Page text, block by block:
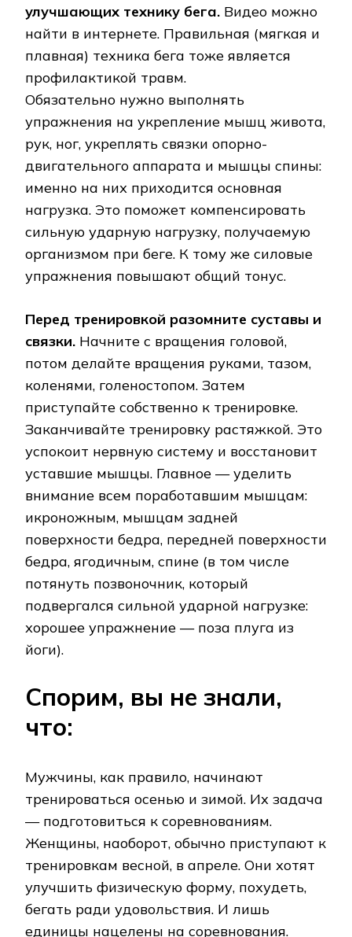
улучшающих технику бега. Видео можно
найти в интернете. Правильная (мягкая и
плавная) техника бега тоже является
профилактикой травм.
Обязательно нужно выполнять
упражнения на укрепление мышц живота,
рук, ног, укреплять связки опорно-
двигательного аппарата и мышцы спины:
именно на них приходится основная
нагрузка. Это поможет компенсировать
сильную ударную нагрузку, получаемую
организмом при беге. К тому же силовые
упражнения повышают общий тонус.
Перед тренировкой разомните суставы и
связки. Начните с вращения головой,
потом делайте вращения руками, тазом,
коленями, голеностопом. Затем
приступайте собственно к тренировке.
Заканчивайте тренировку растяжкой. Это
успокоит нервную систему и восстановит
уставшие мышцы. Главное — уделить
внимание всем поработавшим мышцам:
икроножным, мышцам задней
поверхности бедра, передней поверхности
бедра, ягодичным, спине (в том числе
потянуть позвоночник, который
подвергался сильной ударной нагрузке:
хорошее упражнение — поза плуга из
йоги).
Спорим, вы не знали,
что:
Мужчины, как правило, начинают
тренироваться осенью и зимой. Их задача
— подготовиться к соревнованиям.
Женщины, наоборот, обычно приступают к
тренировкам весной, в апреле. Они хотят
улучшить физическую форму, похудеть,
бегать ради удовольствия. И лишь
единицы нацелены на соревнования.